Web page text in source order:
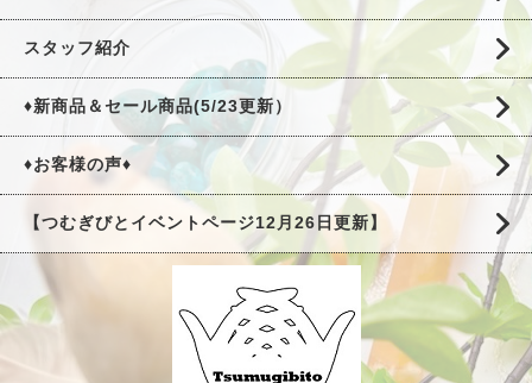
スタッフ紹介
♦新商品＆セール商品(5/23更新）
♦お客様の声♦
【つむぎびとイベントページ12月26日更新】